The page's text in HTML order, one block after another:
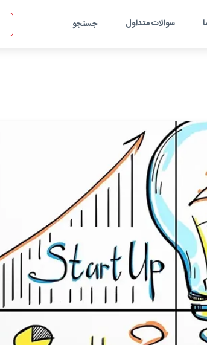
سوالات متداول جستجو